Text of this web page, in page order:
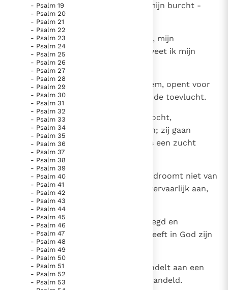
Paus Leo XIV in Pavia: "De stad is zowel een gave als
een taak"
Paus in Pavia: St. Augustinus toont ons de noodzaak om
"naar het innerlijk" toe te keren.
RK Documenten stelt heel veel belangrijke
kerkelijke documenten van de Rooms
Katholieke Kerk in het Nederlands beschikbaar
en is volledig afhankelijk van donaties.
Ik help mee!
- Psalm 19
- Psalm 20
- Psalm 21
- Psalm 22
- Psalm 23
- Psalm 24
- Psalm 25
- Psalm 26
- Psalm 27
- Psalm 28
- Psalm 29
- Psalm 30
- Psalm 31
- Psalm 32
- Psalm 33
- Psalm 34
- Psalm 35
- Psalm 36
- Psalm 37
- Psalm 38
- Psalm 39
- Psalm 40
- Psalm 41
- Psalm 42
- Psalm 43
- Psalm 44
- Psalm 45
- Psalm 46
- Psalm 47
- Psalm 48
- Psalm 49
- Psalm 50
- Psalm 51
- Psalm 52
- Psalm 53
mijn rots, mijn heil is Hij alleen: mijn burcht -
hoe zou ik wankelen?
Mijn vrijheid rust in God, mijn eer, mijn
onbezweken rots is Hij: bij God weet ik mijn
wijkplaats.
Verlaat, mijn volk, u steeds op Hem, opent voor
Hem Uw harten: God is voor ons de toevlucht.
Een mens - niets dan een ademtocht,
vervluchtigend zelfs de grootsten; zij gaan
omhoog op de balans, nauwelijks een zucht
tesamen!
Zoekt het in onderdrukking niet, droomt niet van
roof op anderen; wast uw bezit vervaarlijk aan,
geef uw hart niet gevangen.
Want eenmaal heeft God het gezegd en
andermaal verstond ik: 'Kracht heeft in God zijn
grondslag.'
Heer, de genade rust in U: Gij handelt aan een
ieder mens naar dat hij heeft gehandeld.